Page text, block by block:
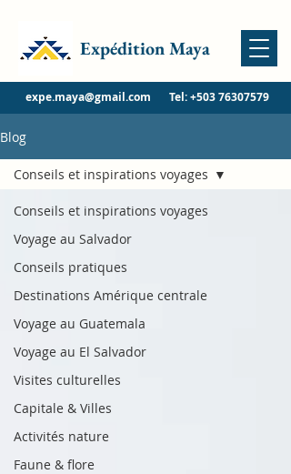
expe.maya@gmail.com Tel:+503 76307579
Expédition Maya
Blog
Conseils et inspirations voyages
Voyage au Salvador
Conseils pratiques
Destinations Amérique centrale
Voyage au Guatemala
Voyage au El Salvador
Visites culturelles
Capitale & Villes
Activités nature
Faune & flore
Conseils et inspirations voyages